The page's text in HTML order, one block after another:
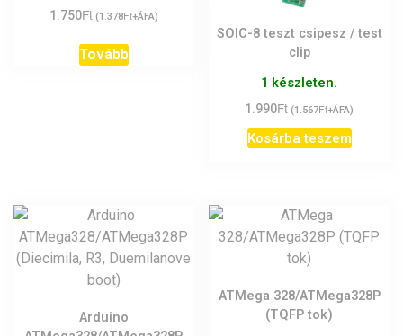
1.750Ft (1.378Ft+ÁFA)
Tovább
SOIC-8 teszt csipesz / test
clip
1 készleten.
1.990Ft (1.567Ft+ÁFA)
Kosárba teszem
Arduino
ATMega 328/ATMega328P
(TQFP tok)